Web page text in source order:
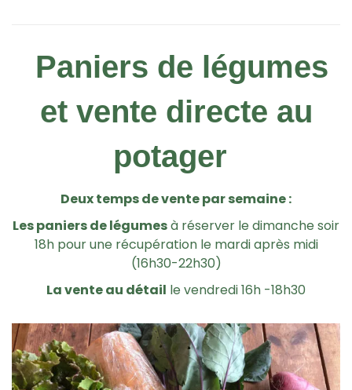
Paniers de légumes
et vente directe au
potager
Deux temps de vente par semaine :
Les paniers de légumesà réserver le dimanche soir
18h pour une récupération le mardi après midi
(16h30-22h30)
La vente au détail le vendredi 16h -18h30